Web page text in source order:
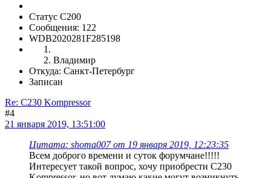
Статус C200
Сообщения: 122
WDB2020281F285198
Владимир
Откуда: Санкт-Петербург
Записан
Re: C230 Kompressor
#4
21 января 2019, 13:51:00
Цитата: shoma007 от 19 января 2019, 12:23:35
Всем доброго времени и суток форумчане!!!!!
Интересует такой вопрос, хочу приобрести C230